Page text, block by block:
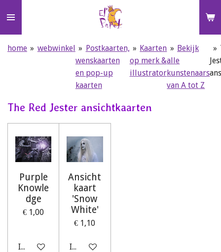
direct
naar
de
home » webwinkel » Postkaarten,
wenskaarten
en pop-up
kaarten
» Kaarten
op merk &
illustrator
» Bekijk
alle
kunstenaars
van A tot Z
»
The Red Jester ansichtkaarten
Purple
Knowle
dge
€ 1,00
In winkelwagen
Ansicht
kaart
'Snow
White'
€ 1,10
In winkelwagen